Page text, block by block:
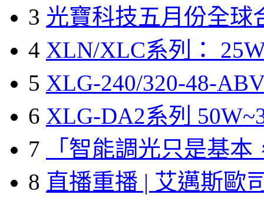
3 光寶科技五月份全球
4 XLN/XLC系列：
5 XLG-240/320-48-
6 XLG-DA2系列
7
「智能調光只是基本
8 直播重播 | 艾邁斯歐